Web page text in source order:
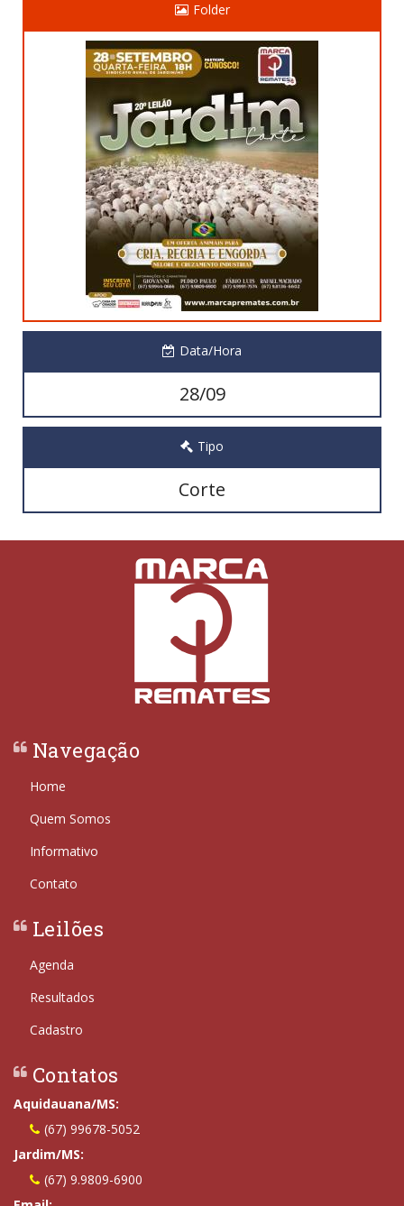
Folder
Data/Hora
28/09
Tipo
Corte
Navegação
Home
Quem Somos
Informativo
Contato
Leilões
Agenda
Resultados
Cadastro
Contatos
Aquidauana/MS:
(67) 99678-5052
Jardim/MS:
(67) 9.9809-6900